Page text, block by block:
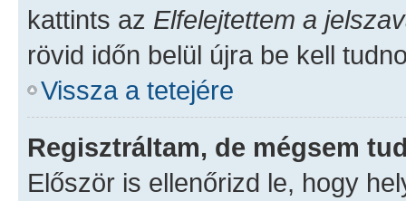
kattints az Elfelejtettem a
rövid időn belül újra be kell
Vissza a tetejére
Regisztráltam, de mégsem
Először is ellenőrizd le, hogy